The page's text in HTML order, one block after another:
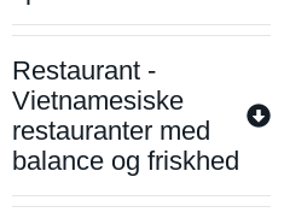
Restaurant -
Vietnamesiske
restauranter med
balance og friskhed